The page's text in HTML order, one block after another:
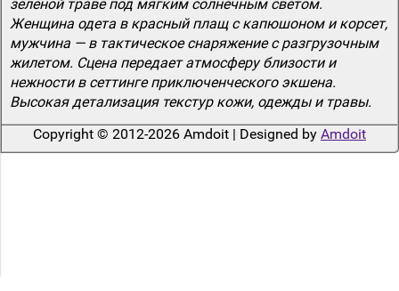
зеленой траве под мягким солнечным светом.
Женщина одета в красный плащ с капюшоном и корсет,
мужчина — в тактическое снаряжение с разгрузочным
жилетом. Сцена передает атмосферу близости и
нежности в сеттинге приключенческого экшена.
Высокая детализация текстур кожи, одежды и травы.
Copyright © 2012-2026 Amdoit | Designed by Amdoit